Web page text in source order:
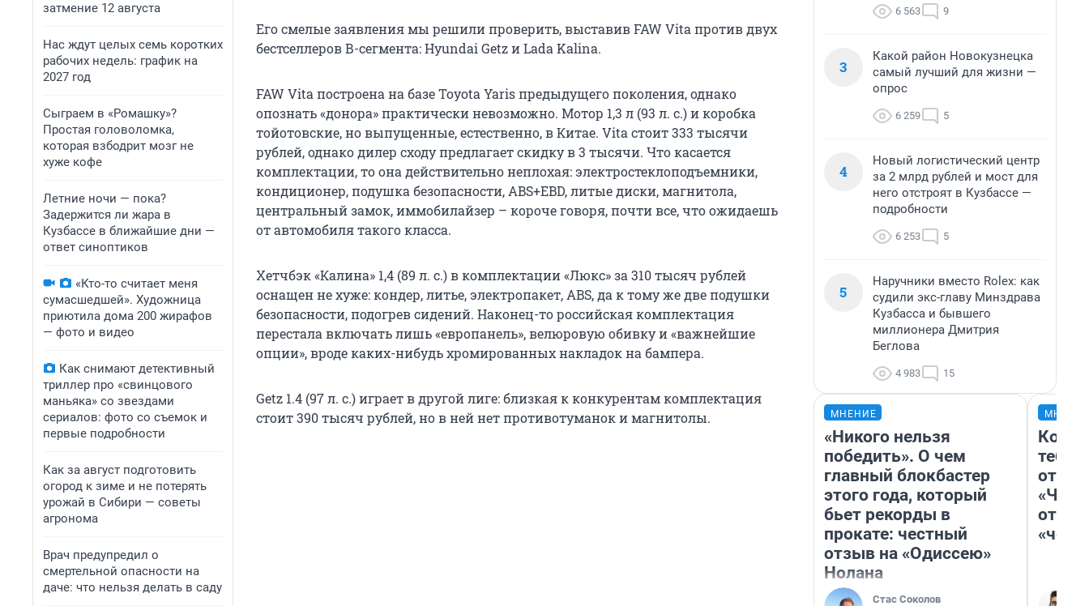
затмение 12 августа
Нас ждут целых семь коротких
рабочих недель: график на
2027 год
Сыграем в «Ромашку»?
Простая головоломка,
которая взбодрит мозг не
хуже кофе
Летние ночи — пока?
Задержится ли жара в
Кузбассе в ближайшие дни —
ответ синоптиков
«Кто-то считает меня
сумасшедшей». Художница
приютила дома 200 жирафов
— фото и видео
Как снимают детективный
триллер про «свинцового
маньяка» со звездами
сериалов: фото со съемок и
первые подробности
Как за август подготовить
огород к зиме и не потерять
урожай в Сибири — советы
агронома
Врач предупредил о
смертельной опасности на
даче: что нельзя делать в саду
Его смелые заявления мы решили проверить, выставив FAW Vita против двух
бестселлеров В-сегмента: Hyundai Getz и Lada Kalina.
FAW Vita построена на базе Toyota Yaris предыдущего поколения, однако
опознать «донора» практически невозможно. Мотор 1,3 л (93 л. с.) и коробка
тойотовские, но выпущенные, естественно, в Китае. Vita стоит 333 тысячи
рублей, однако дилер сходу предлагает скидку в 3 тысячи. Что касается
комплектации, то она действительно неплохая: электростеклоподъемники,
кондиционер, подушка безопасности, ABS+EBD, литые диски, магнитола,
центральный замок, иммобилайзер – короче говоря, почти все, что ожидаешь
от автомобиля такого класса.
Хетчбэк «Калина» 1,4 (89 л. с.) в комплектации «Люкс» за 310 тысяч рублей
оснащен не хуже: кондер, литье, электропакет, ABS, да к тому же две подушки
безопасности, подогрев сидений. Наконец-то российская комплектация
перестала включать лишь «европанель», велюровую обивку и «важнейшие
опции», вроде каких-нибудь хромированных накладок на бампера.
Getz 1.4 (97 л. с.) играет в другой лиге: близкая к конкурентам комплектация
стоит 390 тысяч рублей, но в ней нет противотуманок и магнитолы.
6 563 9
3
Какой район Новокузнецка
самый лучший для жизни —
опрос
6 259 5
4
Новый логистический центр
за 2 млрд рублей и мост для
него отстроят в Кузбассе —
подробности
6 253 5
5
Наручники вместо Rolex: как
судили экс-главу Минздрава
Кузбасса и бывшего
миллионера Дмитрия
Беглова
4 983 15
МНЕНИЕ
«Никого нельзя
победить». О чем
главный блокбастер
этого года, который
бьет рекорды в
прокате: честный
отзыв на «Одиссею»
Нолана
Стас Соколов
тебя